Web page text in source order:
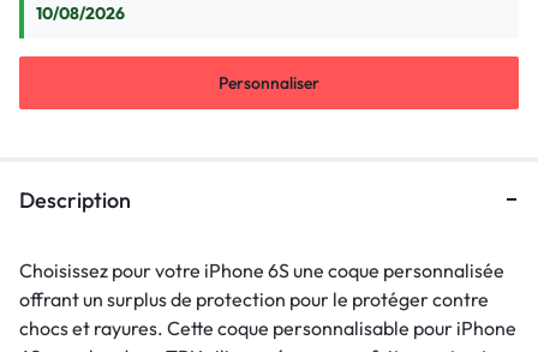
10/08/2026
Personnaliser
Description
Choisissez pour votre iPhone 6S une coque personnalisée
offrant un surplus de protection pour le protéger contre
chocs et rayures. Cette coque personnalisable pour iPhone